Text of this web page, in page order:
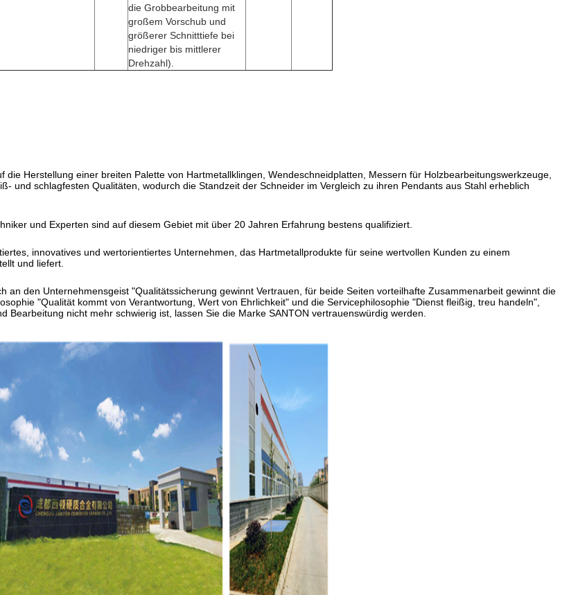
die Grobbearbeitung mit
großem Vorschub und
größerer Schnitttiefe bei
niedriger bis mittlerer
Drehzahl).
die Herstellung einer breiten Palette von Hartmetallklingen, Wendeschneidplatten, Messern für Holzbearbeitungswerkzeuge,
und schlagfesten Qualitäten, wodurch die Standzeit der Schneider im Vergleich zu ihren Pendants aus Stahl erheblich
und Experten sind auf diesem Gebiet mit über 20 Jahren Erfahrung bestens qualifiziert.
innovatives und wertorientiertes Unternehmen, das Hartmetallprodukte für seine wertvollen Kunden zu einem
und liefert.
an den Unternehmensgeist "Qualitätssicherung gewinnt Vertrauen, für beide Seiten vorteilhafte Zusammenarbeit gewinnt die
"Qualität kommt von Verantwortung, Wert von Ehrlichkeit" und die Servicephilosophie "Dienst fleißig, treu handeln",
Bearbeitung nicht mehr schwierig ist, lassen Sie die Marke SANTON vertrauenswürdig werden.